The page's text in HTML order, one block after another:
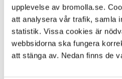
upplevelse av bromolla.se.
att analysera vår trafik, samla
statistik. Vissa cookies är
webbsidorna ska fungera
att stänga av. Nedan finns de
möjlig ska materialet i
till exempel genom att
(sopsortera), kompostera
Producentansvaret
ansvarar för att samla in
produkter. Det gäller